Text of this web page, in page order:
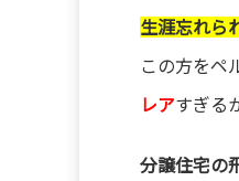
生涯忘れら
この方をペ
レアすぎる
分譲住宅の